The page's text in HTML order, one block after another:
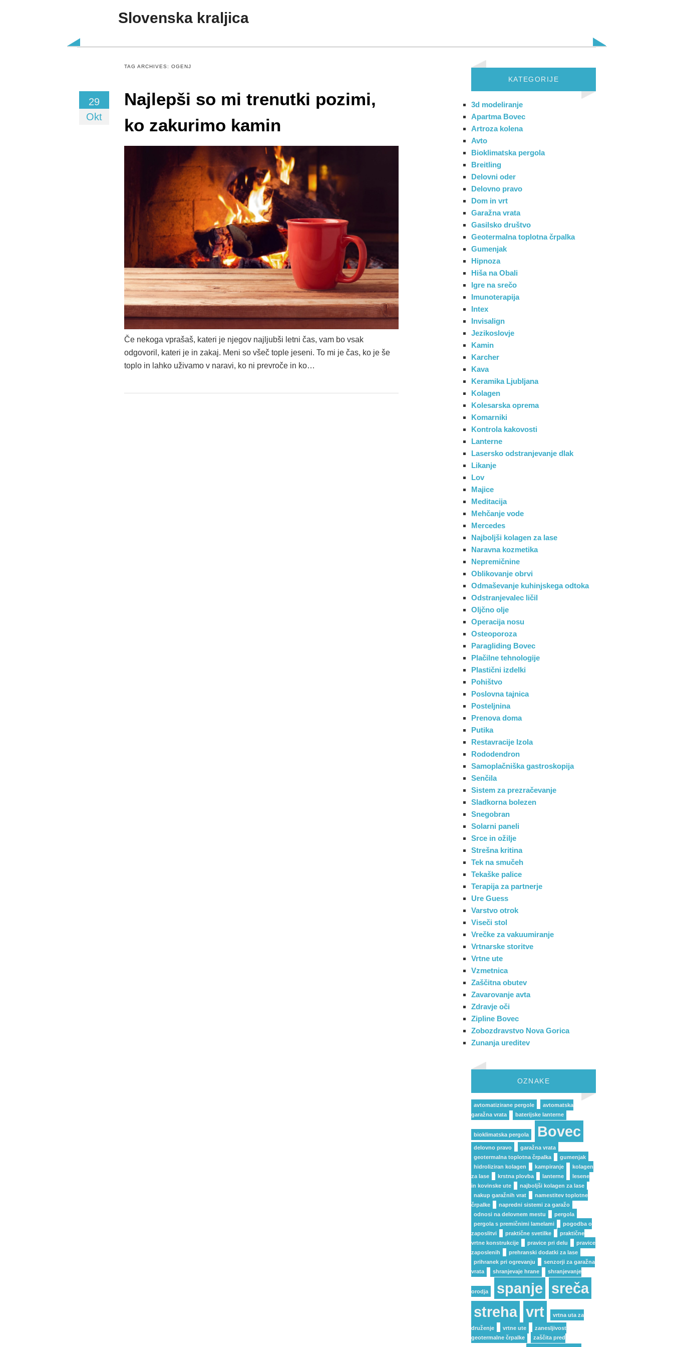
Slovenska kraljica
TAG ARCHIVES: OGENJ
29
Okt
Najlepši so mi trenutki pozimi,
ko zakurimo kamin
Če nekoga vprašaš, kateri je njegov najljubši letni čas, vam bo vsak
odgovoril, kateri je in zakaj. Meni so všeč tople jeseni. To mi je čas, ko je še
toplo in lahko uživamo v naravi, ko ni prevroče in ko…
KATEGORIJE
3d modeliranje
Apartma Bovec
Artroza kolena
Avto
Bioklimatska pergola
Breitling
Delovni oder
Delovno pravo
Dom in vrt
Garažna vrata
Gasilsko društvo
Geotermalna toplotna črpalka
Gumenjak
Hipnoza
Hiša na Obali
Igre na srečo
Imunoterapija
Intex
Invisalign
Jezikoslovje
Kamin
Karcher
Kava
Keramika Ljubljana
Kolagen
Kolesarska oprema
Komarniki
Kontrola kakovosti
Lanterne
Lasersko odstranjevanje dlak
Likanje
Lov
Majice
Meditacija
Mehčanje vode
Mercedes
Najboljši kolagen za lase
Naravna kozmetika
Nepremičnine
Oblikovanje obrvi
Odmaševanje kuhinjskega odtoka
Odstranjevalec ličil
Oljčno olje
Operacija nosu
Osteoporoza
Paragliding Bovec
Plačilne tehnologije
Plastični izdelki
Pohištvo
Poslovna tajnica
Posteljnina
Prenova doma
Putika
Restavracije Izola
Rododendron
Samoplačniška gastroskopija
Senčila
Sistem za prezračevanje
Sladkorna bolezen
Snegobran
Solarni paneli
Srce in ožilje
Strešna kritina
Tek na smučeh
Tekaške palice
Terapija za partnerje
Ure Guess
Varstvo otrok
Viseči stol
Vrečke za vakuumiranje
Vrtnarske storitve
Vrtne ute
Vzmetnica
Zaščitna obutev
Zavarovanje avta
Zdravje oči
Zipline Bovec
Zobozdravstvo Nova Gorica
Zunanja ureditev
OZNAKE
avtomatizirane pergole
avtomatska
garažna vrata
baterijske lanterne
bioklimatska pergola Bovec
delovno pravo
garažna vrata
geotermalna toplotna črpalka
gumenjak
hidroliziran kolagen
kampiranje
kolagen
za lase
krstna plovba lanterne
lesene
in kovinske ute
najboljši kolagen za lase
nakup garažnih vrat
namestitev toplotne
črpalke
napredni sistemi za garažo
odnosi na delovnem mestu
pergola
pergola s premičnimi lamelami
pogodba o
zaposlitvi
praktične svetilke
praktične
vrtne konstrukcije
pravice pri delu
pravice
zaposlenih
prehranski dodatki za lase
prihranek pri ogrevanju
senzorji za garažna
vrata
shranjevaje hrane shranjevanje
orodja spanje sreča
streha vrt vrtna uta za
druženje vrtne ute
zanesljivost
geotermalne črpalke
zaščita pred